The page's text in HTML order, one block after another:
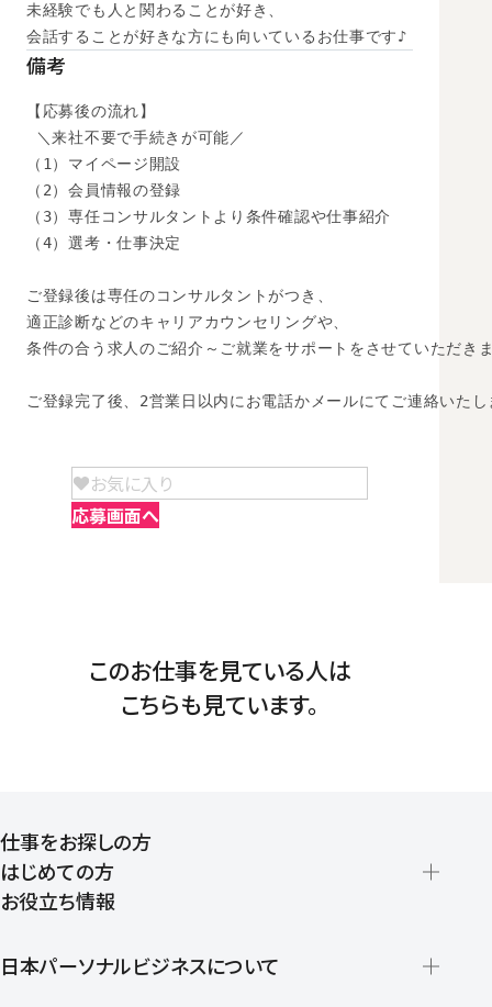
未経験でも人と関わることが好き、
会話することが好きな方にも向いているお仕事です♪
備考
【応募後の流れ】
＼来社不要で手続きが可能／
（1）マイページ開設
（2）会員情報の登録
（3）専任コンサルタントより条件確認や仕事紹介
（4）選考・仕事決定
ご登録後は専任のコンサルタントがつき、
適正診断などのキャリアカウンセリングや、
条件の合う求人のご紹介～ご就業をサポートをさせていただき
ご登録完了後、2営業日以内にお電話かメールにてご連絡いたし
お気に入り
応募画面へ
このお仕事を見ている人は
こちらも見ています。
仕事をお探しの方
はじめての方
登録から就業開始までの流れ
お役立ち情報
日本パーソナルビジネスについて